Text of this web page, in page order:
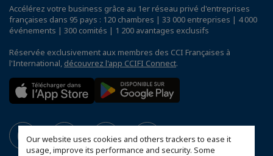
Our website uses cookies and others trackers to ease it
usage, improve its performance and security. Some
Accélérez votre business grâce au 1er réseau privé d'entreprises
françaises dans 95 pays : 120 chambres | 33 000 entreprises | 4 000
événements | 300 comités | 1 200 avantages exclusifs
Réservée exclusivement aux membres des CCI Françaises à
l'International, découvrez l'app CCIFI Connect.